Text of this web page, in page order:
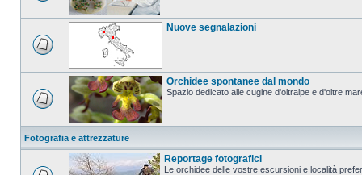
Nuove segnalazioni
Orchidee spontanee dal mondo
Spazio dedicato alle cugine d'oltralpe e d'oltre
Fotografia e attrezzature
Reportage fotografici
Le orchidee delle vostre escursioni e località